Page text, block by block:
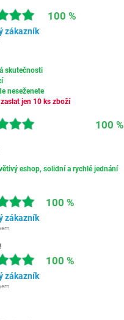
100 %
zákazník
skutečnosti
neseženete
jen 10 ks zboží
100 %
eshop, solidní a rychlé jednání
100 %
zákazník
100 %
zákazník